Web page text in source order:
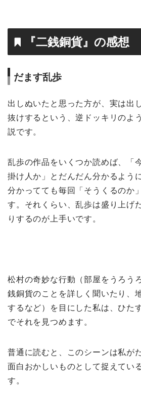
『二銭銅貨』の感想
だます乱歩
出しぬいたと思った方が、実は出
抜けするという、逆ドッキリのよ
説です。
乱歩の作品をいくつか読めば、「
掛け人か」とだんだん分かるよう
分かってても毎回「そうくるのか
す。それくらい、乱歩は盛り上げ
りするのが上手いです。
松村の奇妙な行動（部屋をうろう
銭銅貨のことを詳しく聞いたり、
するなど）を目にした私は、ひた
でそれを見つめます。
普通に読むと、このシーンは私が
面白おかしいものとして捉えてい
す。